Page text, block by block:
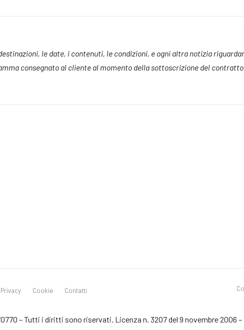
le date, i contenuti, le condizioni, e ogni altra notizia
consegnato al cliente al momento della sottoscrizione del
Privacy Cookie Contatti
– Tutti i diritti sono riservati. Licenza n. 3207 del 9 novembre 2006 –